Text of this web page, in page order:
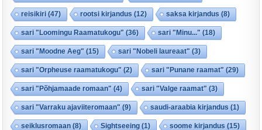
reisikiri (47) rootsi kirjandus (12) saksa kirjandus (8)
sari "Loomingu Raamatukogu" (36) sari "Minu..." (18)
sari "Moodne Aeg" (15) sari "Nobeli laureaat" (3)
sari "Orpheuse raamatukogu" (2) sari "Punane raamat" (29)
sari "Põhjamaade romaan" (4) sari "Valge raamat" (3)
sari "Varraku ajaviiteromaan" (9) saudi-araabia kirjandus (1)
seiklusromaan (8) Sightseeing (1) soome kirjandus (15)